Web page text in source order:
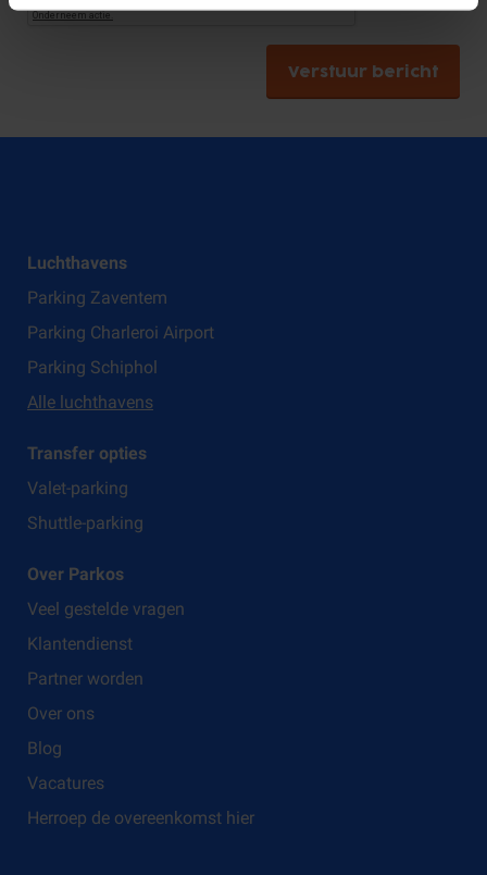
Verstuur bericht
Luchthavens
Parking Zaventem
Parking Charleroi Airport
Parking Schiphol
Alle luchthavens
Transfer opties
Valet-parking
Shuttle-parking
Over Parkos
Veel gestelde vragen
Klantendienst
Partner worden
Over ons
Blog
Vacatures
Herroep de overeenkomst hier